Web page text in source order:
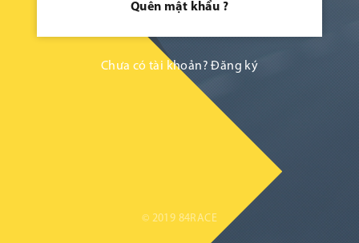
Quên mật khẩu ?
Chưa có tài khoản?Đăng ký
© 2019 84RACE